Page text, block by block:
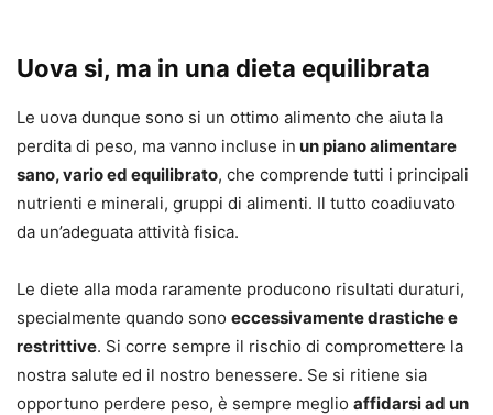
Uova si, ma in una dieta equilibrata
Le uova dunque sono si un ottimo alimento che aiuta la
perdita di peso, ma vanno incluse in un piano alimentare
sano, vario ed equilibrato, che comprende tutti i principali
nutrienti e minerali, gruppi di alimenti. Il tutto coadiuvato
da un’adeguata attività fisica.
Le diete alla moda raramente producono risultati duraturi,
specialmente quando sono eccessivamente drastiche e
restrittive. Si corre sempre il rischio di compromettere la
nostra salute ed il nostro benessere. Se si ritiene sia
opportuno perdere peso, è sempre meglio affidarsi ad un